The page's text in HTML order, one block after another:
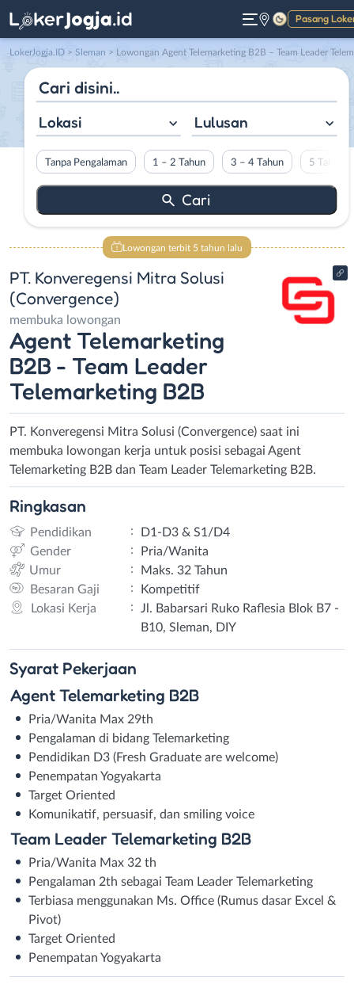
Pasang
Gelap
LokerJogja.ID > Sleman > Lowongan Agent Telemarketing B2B – Team Leader Telemarketing B2B di PT. Konveregensi Mitra Solusi (Convergence)
Lokasi Lulusan
Tanpa Pengalaman 1 – 2 Tahun 3 – 4 Tahun 5 Tahun
Lowongan terbit 5 tahun lalu
PT. Konveregensi Mitra Solusi
(Convergence)
membuka lowongan
Agent Telemarketing
B2B - Team Leader
Telemarketing B2B
PT. Konveregensi Mitra Solusi (Convergence) saat ini
membuka lowongan kerja untuk posisi sebagai Agent
Telemarketing B2B dan Team Leader Telemarketing B2B.
Ringkasan
Pendidikan :
D1-D3 & S1/D4
Gender
:
Pria/Wanita
Umur
:
Maks. 32 Tahun
Besaran Gaji
:
Kompetitif
Lokasi Kerja
:
Jl. Babarsari Ruko Raflesia Blok B7 -
B10, Sleman, DIY
Syarat Pekerjaan
Agent Telemarketing B2B
Pria/Wanita Max 29th
Pengalaman di bidang Telemarketing
Pendidikan D3 (Fresh Graduate are welcome)
Penempatan Yogyakarta
Target Oriented
Komunikatif, persuasif, dan smiling voice
Team Leader Telemarketing B2B
Pria/Wanita Max 32 th
Pengalaman 2th sebagai Team Leader Telemarketing
Terbiasa menggunakan Ms. Office (Rumus dasar Excel &
Pivot)
Target Oriented
Penempatan Yogyakarta